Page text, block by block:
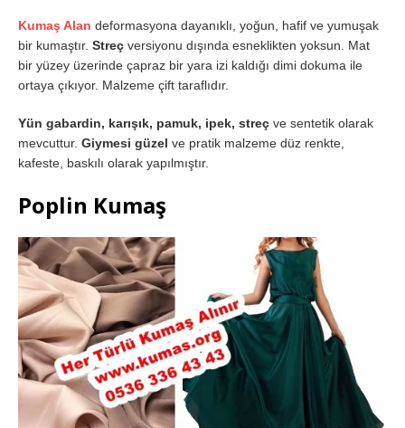
Kumaş Alan deformasyona dayanıklı, yoğun, hafif ve yumuşak
bir kumaştır. Streç versiyonu dışında esneklikten yoksun. Mat
bir yüzey üzerinde çapraz bir yara izi kaldığı dimi dokuma ile
ortaya çıkıyor. Malzeme çift taraflıdır.
Yün gabardin, karışık, pamuk, ipek, streç ve sentetik olarak
mevcuttur. Giymesi güzel ve pratik malzeme düz renkte,
kafeste, baskılı olarak yapılmıştır.
Poplin Kumaş